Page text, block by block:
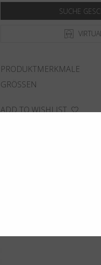
SUCHE
PRODUKTMERKMALE
GRÖSSEN
ADD TO WISHLIST